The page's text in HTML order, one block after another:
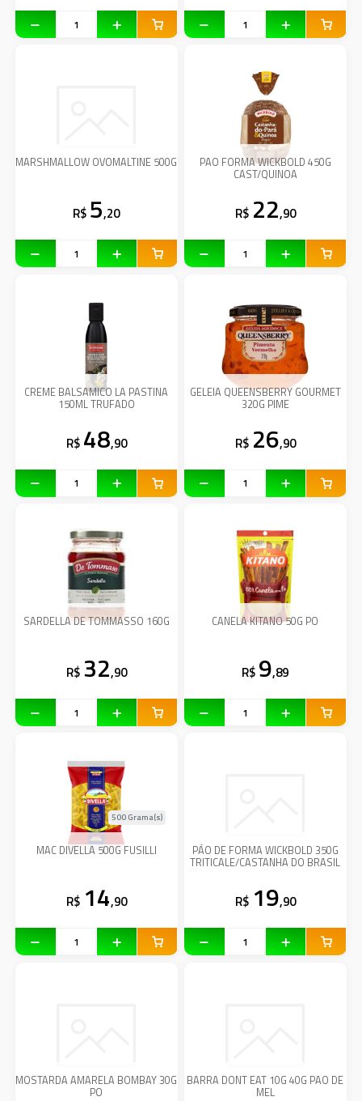
MARSHMALLOW OVOMALTINE 500G
R$ 5,20
PAO FORMA WICKBOLD 450G
CAST/QUINOA
R$ 22,90
CREME BALSAMICO LA PASTINA
150ML TRUFADO
R$ 48,90
GELEIA QUEENSBERRY GOURMET
320G PIME
R$ 26,90
SARDELLA DE TOMMASSO 160G
R$ 32,90
CANELA KITANO 50G PO
R$ 9,89
MAC DIVELLA 500G FUSILLI
500 Grama(s)
R$ 14,90
PÃO DE FORMA WICKBOLD 350G
TRITICALE/CASTANHA DO BRASIL
R$ 19,90
MOSTARDA AMARELA BOMBAY 30G
PO
BARRA DONT EAT 10G 40G PAO DE
MEL